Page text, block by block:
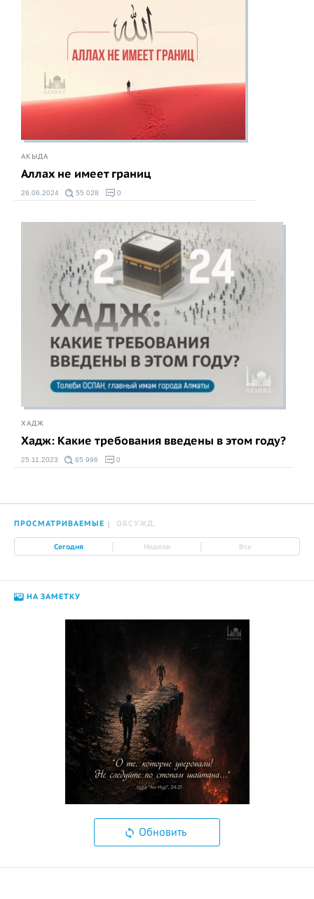
АКЫДА
Аллах не имеет границ
26.06.2024 55 028 0
ХАДЖ
Хадж: Какие требования введены в этом году?
25.11.2023 65 996 0
ПРОСМАТРИВАЕМЫЕ ОБСУЖД.
Сегодня Неделя Все
НА ЗАМЕТКУ
Обновить